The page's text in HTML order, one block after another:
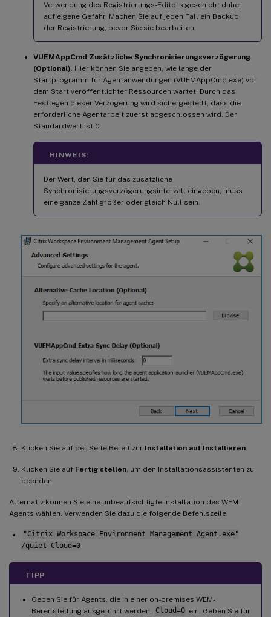
Verwendung des Registrierungs-Editors geschieht daher
auf eigene Gefahr. Machen Sie auf jeden Fall ein Backup
der Registrierung, bevor Sie sie bearbeiten.
VUEMAppCmd Zusätzliche Synchronisierungsverzögerung
(Optional). Hier können Sie angeben, wie lange der
Startprogramm für Agentanwendungen (VUEMAppCmd.exe) vor
dem Start veröffentlichter Ressourcen wartet. Durch das
Festlegen dieser Verzögerung wird sichergestellt, dass die
erforderliche Agentarbeit zuerst abgeschlossen wird. Der
Standardwert ist 0.
HINWEIS:
Der Wert, den Sie für das zusätzliche
Synchronisierungsverzögerungsintervall eingeben, muss
eine ganze Zahl größer oder gleich Null sein.
Klicken Sie auf der Seite Bereit zur Installation auf Installieren
Klicken Sie auf Fertig stellen , um den Installationsassistenten zu
beenden.
Alternativ können Sie eine unbeaufsichtigte Installation des WEM
Agents wählen. Verwenden Sie dazu die folgende Befehlszeile:
"Citrix Workspace Environment Management Agent.exe"
/quiet Cloud=0
TIPP
Geben Sie für Agents, die in einer on-premises WEM-
Bereitstellung ausgeführt werden,
Cloud=0 ein. Geben Sie für